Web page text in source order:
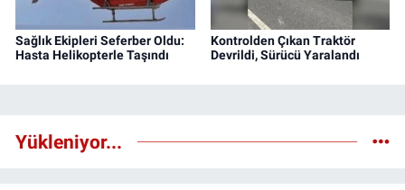
Sağlık Ekipleri Seferber Oldu:
Hasta Helikopterle Taşındı
Kontrolden Çıkan Traktör
Devrildi, Sürücü Yaralandı
Yükleniyor...